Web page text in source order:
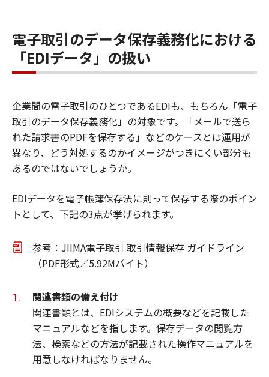
電子取引のデータ保存義務化における
「EDIデータ」の扱い
企業間の電子取引のひとつであるEDIも、もちろん「電子
取引のデータ保存義務化」の対象です。「メールで送ら
れた請求書のPDFを保存する」などのケースとは運用が
異なり、どう対処するのかイメージがつきにくい部分も
あるのではないでしょうか。
EDIデータを電子帳簿保存法に則って保存する際のポイン
トとして、下記の3点が挙げられます。
参考：JIIMA電子取引 取引情報保存 ガイドライン
（PDF形式／5.92Mバイト）
関連書類の備え付け
関連書類とは、EDIシステムの概要などを記載した
マニュアルなどを指します。保存データの閲覧方
法、検索などの方法が記載された操作マニュアルを
用意しなければなりません。